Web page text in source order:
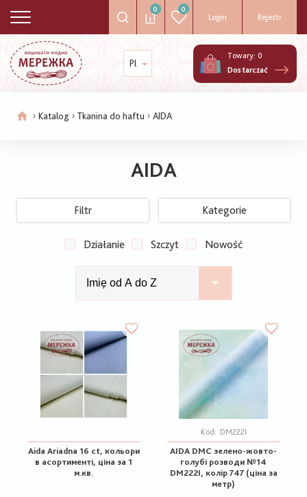
0 0
Login Rejestr
Pl
Towary: 0
Dostarczać
ŚcieżkaKatalog Tkanina do haftu AIDA
AIDA
Filtr Kategorie
Działanie Szczyt Nowość
Aida Ariadna 16 ct, кольори
в асортименті, ціна за 1
м.кв.
Kod: DM222I
AIDA DMC зелено-жовто-
голубі розводи №14
DM222I, колір 747 (ціна за
метр)